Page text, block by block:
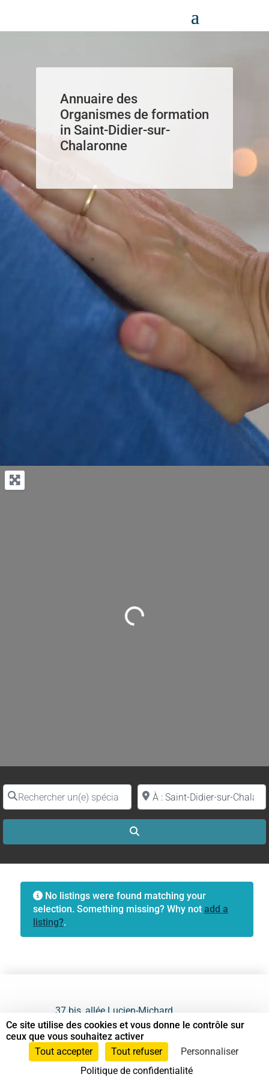
Annuaire des
Organismes de formation
in Saint-Didier-sur-
Chalaronne
Loading...
Rechercher un(e) spécialiste par nomProche de (ville ou région)
No listings were found matching your
selection. Something missing? Why not add a
listing?.
37 bis, allée Lucien-Michard
93190 Livry-Gargan
06 61 87 28 09
Ce site utilise des cookies et vous donne le contrôle sur
ceux que vous souhaitez activer
Tout accepter
Tout refuser
Personnaliser
Politique de confidentialité